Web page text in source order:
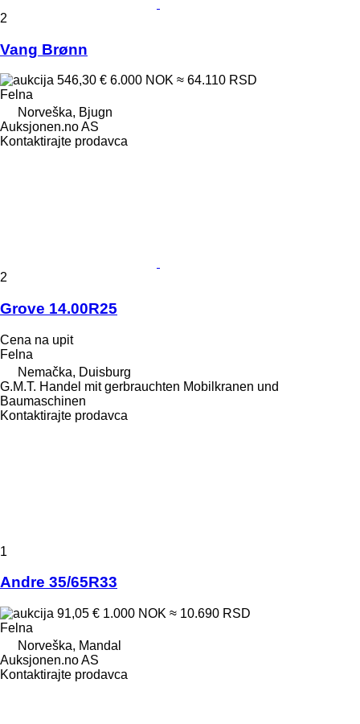
2
Vang Brønn
546,30 € 6.000 NOK ≈ 64.110 RSD
Felna
Norveška, Bjugn
Auksjonen.no AS
Kontaktirajte prodavca
2
Grove 14.00R25
Cena na upit
Felna
Nemačka, Duisburg
G.M.T. Handel mit gerbrauchten Mobilkranen und
Baumaschinen
Kontaktirajte prodavca
1
Andre 35/65R33
91,05 € 1.000 NOK ≈ 10.690 RSD
Felna
Norveška, Mandal
Auksjonen.no AS
Kontaktirajte prodavca